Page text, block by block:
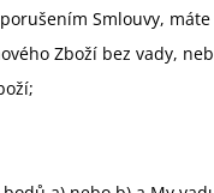
Smlouvy,
Zboží bez vady,